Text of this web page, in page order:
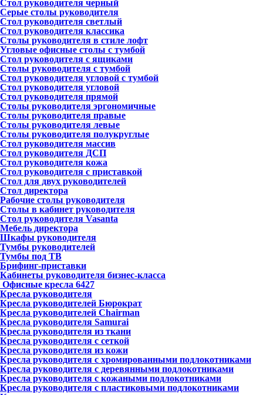
Стол руководителя черный
Серые столы руководителя
Стол руководителя светлый
Стол руководителя классика
Столы руководителя в стиле лофт
Угловые офисные столы с тумбой
Стол руководителя с ящиками
Столы руководителя с тумбой
Стол руководителя угловой с тумбой
Стол руководителя угловой
Стол руководителя прямой
Столы руководителя эргономичные
Столы руководителя правые
Столы руководителя левые
Столы руководителя полукруглые
Стол руководителя массив
Стол руководителя ДСП
Стол руководителя кожа
Стол руководителя с приставкой
Стол для двух руководителей
Стол директора
Рабочие столы руководителя
Столы в кабинет руководителя
Стол руководителя Vasanta
Мебель директора
Шкафы руководителя
Тумбы руководителей
Тумбы под ТВ
Брифинг-приставки
Кабинеты руководителя бизнес-класса
Офисные кресла 6427
Кресла руководителя
Кресла руководителей Бюрократ
Кресла руководителей Chairman
Кресла руководителя Samurai
Кресла руководителя из ткани
Кресла руководителя с сеткой
Кресла руководителя из кожи
Кресла руководителя с хромированными подлокотниками
Кресла руководителя с деревянными подлокотниками
Кресла руководителя с кожаными подлокотниками
Кресла руководителя с пластиковыми подлокотниками